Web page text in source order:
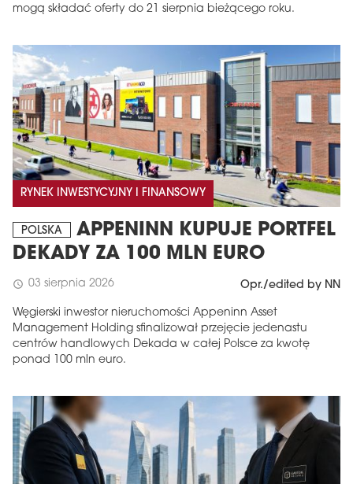
mogą składać oferty do 21 sierpnia bieżącego roku.
RYNEK INWESTYCYJNY I FINANSOWY
POLSKA
APPENINN KUPUJE PORTFEL
DEKADY ZA 100 MLN EURO
schedule 03 sierpnia 2026 Opr./edited by NN
Węgierski inwestor nieruchomości Appeninn Asset
Management Holding sfinalizował przejęcie jedenastu
centrów handlowych Dekada w całej Polsce za kwotę
ponad 100 mln euro.